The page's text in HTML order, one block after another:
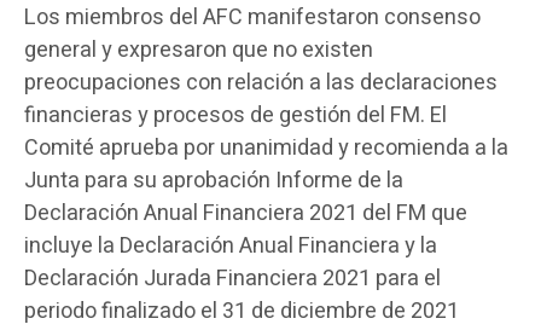
Los miembros del AFC manifestaron consenso
general y expresaron que no existen
preocupaciones con relación a las declaraciones
financieras y procesos de gestión del FM. El
Comité aprueba por unanimidad y recomienda a la
Junta para su aprobación Informe de la
Declaración Anual Financiera 2021 del FM que
incluye la Declaración Anual Financiera y la
Declaración Jurada Financiera 2021 para el
periodo finalizado el 31 de diciembre de 2021